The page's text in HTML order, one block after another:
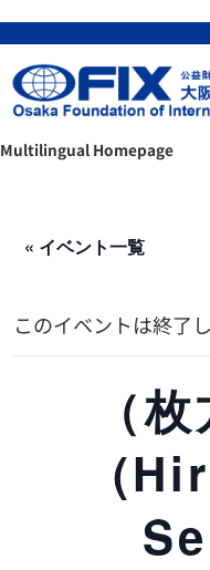
Multilingual Homepage
« イベント一覧
このイベントは終了
（